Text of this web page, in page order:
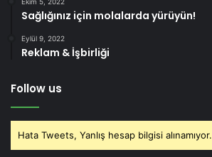
Sağlığınız için molalarda yürüyün!
Eylül 9, 2022
Reklam & İşbirliği
Follow us
Hata Tweets, Yanlış hesap bilgisi alınamıyor.